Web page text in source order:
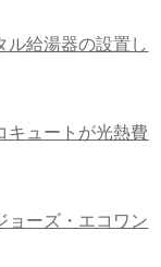
ル給湯器の設置し
キュートが光熱費
ョーズ・エコワン